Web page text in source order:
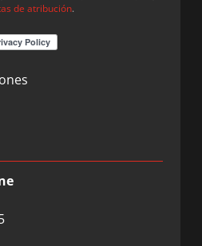
de atribución.